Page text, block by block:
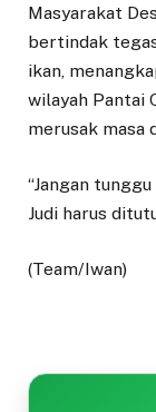
Masyarakat
bertindak
ikan,
wilayah Pantai
merusak masa
“Jangan
Judi harus
(Team/Iwan)